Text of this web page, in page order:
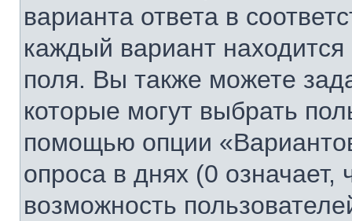
варианта ответа в
каждый вариант находится
поля. Вы также можете
которые могут выбрать
помощью опции
опроса в днях (0
возможность